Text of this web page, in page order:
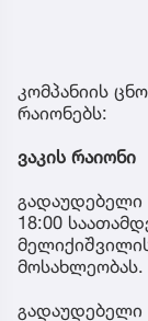
კომპანიის
რაიონებს:
ვაკის რაიონი
გადაუდებელი
18:00
მოსახლეობას.
გადაუდებელი